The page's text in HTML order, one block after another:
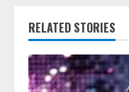
RELATED STORIES